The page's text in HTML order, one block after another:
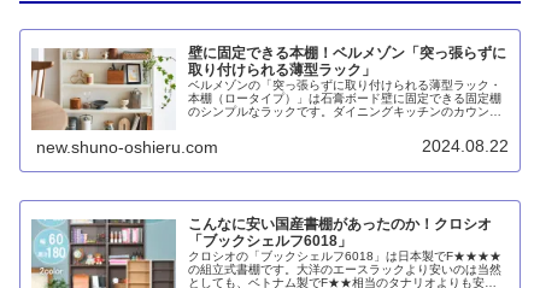
壁に固定できる本棚！ベルメゾン「突っ張らずに
取り付けられる薄型ラック」
ベルメゾンの「突っ張らずに取り付けられる薄型ラック・
本棚（ロータイプ）」は石膏ボード壁に固定できる固定棚
のシンプルなラックです。ダイニングキッチンのカウンタ
new.shuno-oshieru.com 2024.08.22
こんなに安い国産書棚があったのか！クロシオ
「ブックシェルフ6018」
クロシオの「ブックシェルフ6018」は日本製でF★★★★
の組立式書棚です。大洋のエースラックより安いのは当然
としても、ベトナム製でF★★相当のタナリオよりも安い